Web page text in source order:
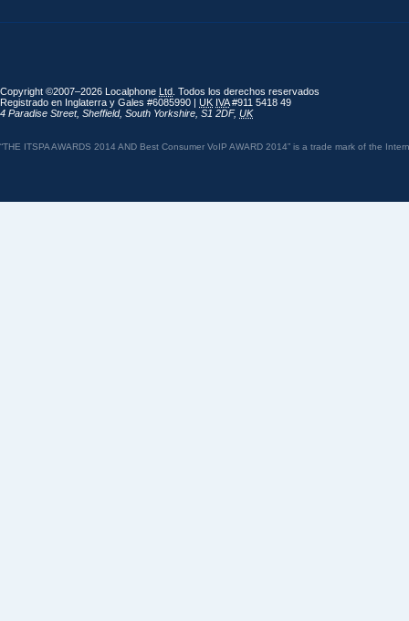
Copyright ©2007–2026 Localphone Ltd . Todos los derechos reservados
Registrado en Inglaterra y Gales #6085990 | UK IVA#911 5418 49
4 Paradise Street, Sheffield, South Yorkshire S1 2DF, UK
“THE ITSPA AWARDS 2014 AND Best Consumer VoIP AWARD 2014” is a trade mark of the